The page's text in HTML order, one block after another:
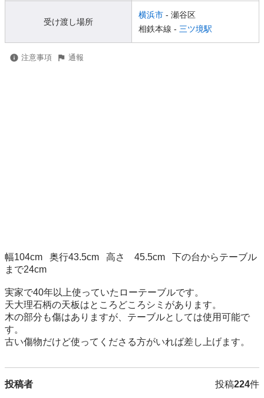
受け渡し場所
横浜市 - 瀬谷区
相鉄本線 - 三ツ境駅
注意事項 通報
幅104cm   奥行43.5cm   高さ　45.5cm   下の台からテーブル
まで24cm
実家で40年以上使っていたローテーブルです。
天大理石柄の天板はところどころシミがあります。
木の部分も傷はありますが、テーブルとしては使用可能で
す。
古い傷物だけど使ってくださる方がいれば差し上げます。
投稿者 投稿224件